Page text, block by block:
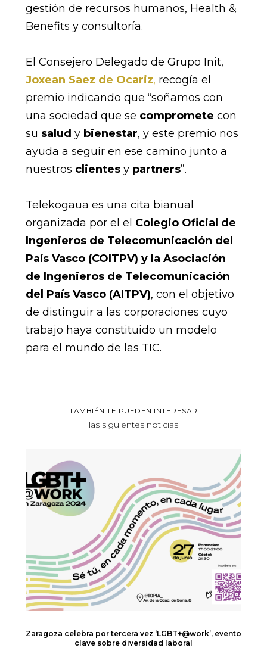
gestión de recursos humanos, Health &
Benefits y consultoría.
El Consejero Delegado de Grupo Init,
Joxean Saez de Ocariz, recogía el
premio indicando que “soñamos con
una sociedad que se compromete con
su salud y bienestar, y este premio nos
ayuda a seguir en ese camino junto a
nuestros clientesy partners”.
Telekogaua es una cita bianual
organizada por el el Colegio Oficial de
Ingenieros de Telecomunicación del
País Vasco (COITPV) y la Asociación
de Ingenieros de Telecomunicación
del País Vasco (AITPV), con el objetivo
de distinguir a las corporaciones cuyo
trabajo haya constituido un modelo
para el mundo de las TIC.
TAMBIÉN TE PUEDEN INTERESAR
las siguientes noticias
Zaragoza celebra por tercera vez ‘LGBT+@work’, evento
clave sobre diversidad laboral